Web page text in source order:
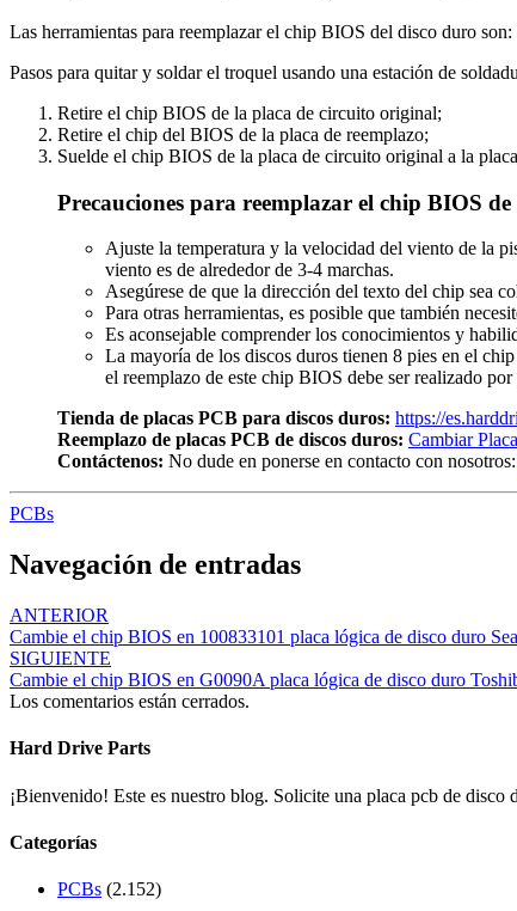
Las herramientas para reemplazar el chip BIOS del disco duro
Pasos para quitar y soldar el troquel usando una estación de
Retire el chip BIOS de la placa de circuito original;
Retire el chip del BIOS de la placa de reemplazo;
Suelde el chip BIOS de la placa de circuito original a la
Precauciones para reemplazar el chip BIOS
Ajuste la temperatura y la velocidad del viento de la
viento es de alrededor de 3-4 marchas.
Asegúrese de que la dirección del texto del chip sea
Para otras herramientas, es posible que también
Es aconsejable comprender los conocimientos y
La mayoría de los discos duros tienen 8 pies en el
el reemplazo de este chip BIOS debe ser realizado
Tienda de placas PCB para discos duros: https://
Reemplazo de placas PCB de discos duros: Cambiar
Contáctenos: No dude en ponerse en contacto con nosotros:
PCBs
Navegación de entradas
ANTERIOR
Cambie el chip BIOS en 100833101 placa lógica de disco duro
SIGUIENTE
Cambie el chip BIOS en G0090A placa lógica de disco duro
Los comentarios están cerrados.
Hard Drive Parts
¡Bienvenido! Este es nuestro blog. Solicite una placa pcb de disco
Categorías
PCBs (2.152)